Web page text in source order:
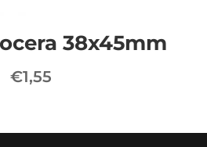
38x45mm
€1,55